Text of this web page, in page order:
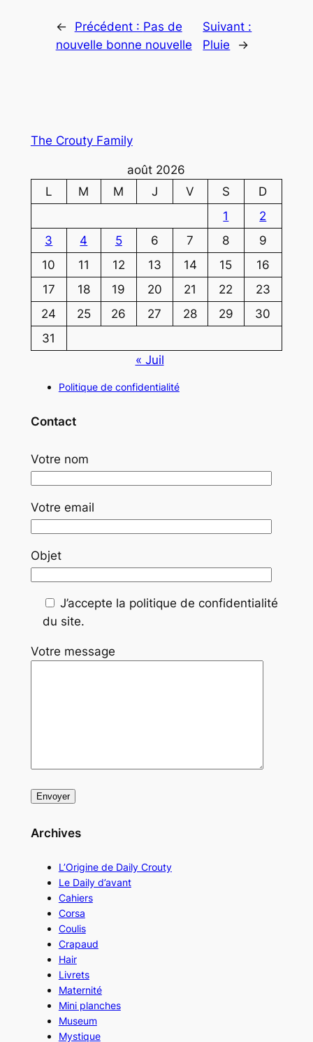
← Précédent : Pas de
nouvelle bonne nouvelle
Suivant :
Pluie
→
The Crouty Family
août 2026
L
M M J V S
D
1
2
3
4 5 6 7 8
9
10
11 12 13 14 15
16
17
18 19 20 21 22
23
24
25 26 27 28 29
30
31
« Juil
Politique de confidentialité
Contact
Votre nom
Votre email
Objet
J’accepte la politique de confidentialité
du site.
Votre message
Archives
L’Origine de Daily Crouty
Le Daily d’avant
Cahiers
Corsa
Coulis
Crapaud
Hair
Livrets
Maternité
Mini planches
Museum
Mystique